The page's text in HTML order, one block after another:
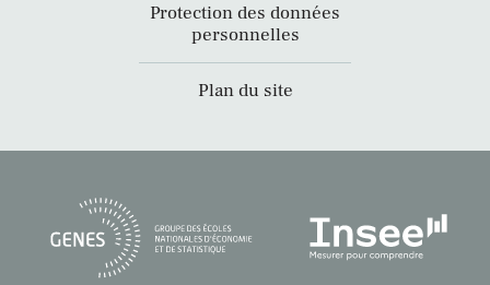
Protection des données
personnelles
Plan du site